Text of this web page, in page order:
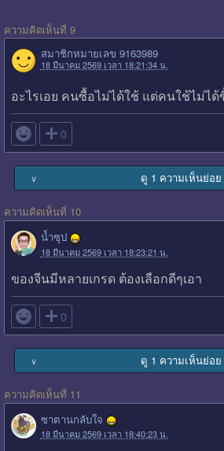
ความคิดเห็นที่ 9
สมาชิกหมายเลข 9163989
18 มีนาคม 2569 เวลา 18:21:34 น.
อะไรเอย คนซื้อไม่ได้ใช้ แต่คนใช้ไม่ได้
 0
∨ ดู 1 ความเห็นย่อย
ความคิดเห็นที่ 10
น้ำซุป
18 มีนาคม 2569 เวลา 18:23:21 น.
ของจีนมีหลายเกรด ต้องเลือกดีๆเอา
 0
∨ ดู 1 ความเห็นย่อย
ความคิดเห็นที่ 11
ซาตานกลับใจ
18 มีนาคม 2569 เวลา 18:40:23 น.